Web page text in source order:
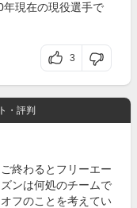
現在の現役選手で
3
・評判
終わるとフリーエー
ンは何処のチームで
フのことを考えてい